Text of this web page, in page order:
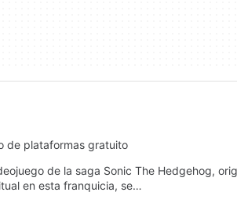
de plataformas gratuito
de la saga Sonic The Hedgehog,
en esta franquicia, se…